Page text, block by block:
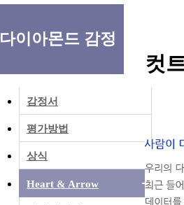
다이아몬드 감정
감정서
평가방법
상식
Heart & Arrow
컷